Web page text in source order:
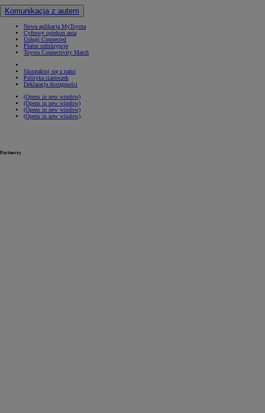
Komunikacja z autem
Nowa aplikacja MyToyota
Cyfrowy opiekun auta
Usługi Connected
Płatne subskrypcje
Toyota Connectivity Match
Skontaktuj się z nami
Polityka ciasteczek
Deklaracja dostępności
(Opens in new window)
(Opens in new window)
(Opens in new window)
(Opens in new window)
Partnerzy